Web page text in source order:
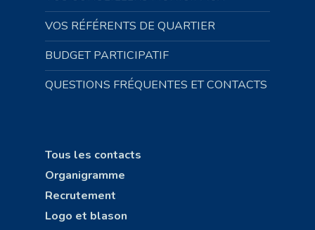
VOS RÉFÉRENTS DE QUARTIER
BUDGET PARTICIPATIF
QUESTIONS FRÉQUENTES ET CONTACTS
Tous les contacts
Organigramme
Recrutement
Logo et blason